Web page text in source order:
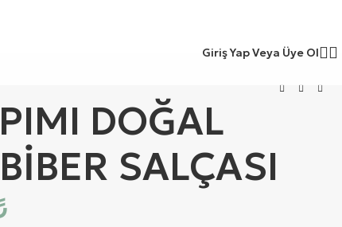
Giriş Yap Veya Üye Ol
DOĞAL
SALÇASI